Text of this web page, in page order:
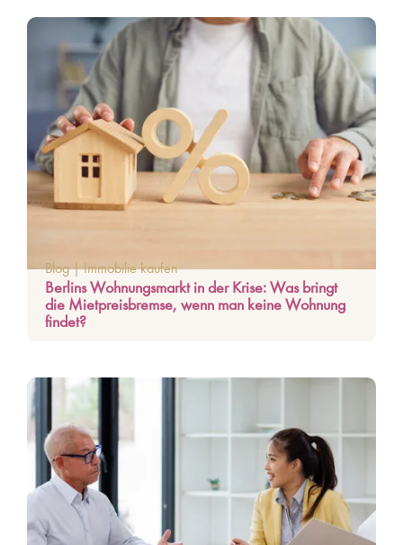
Blog| Immobilie kaufen
Berlins Wohnungsmarkt in der Krise: Was bringt
die Mietpreisbremse, wenn man keine Wohnung
findet?